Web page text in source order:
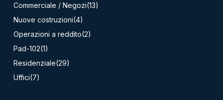
Commerciale / Negozi(13)
Nuove costruzioni(4)
Operazioni a reddito(2)
Pad-102(1)
Residenziale(29)
Uffici(7)